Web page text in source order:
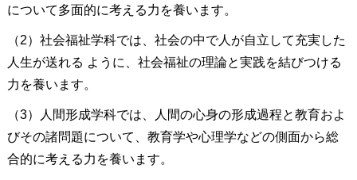
について多面的に考える力を養います。
（2）社会福祉学科では、社会の中で人が自立して充実した
人生が送れる ように、社会福祉の理論と実践を結びつける
力を養います。
（3）人間形成学科では、人間の心身の形成過程と教育およ
びその諸問題について、教育学や心理学などの側面から総
合的に考える力を養います。